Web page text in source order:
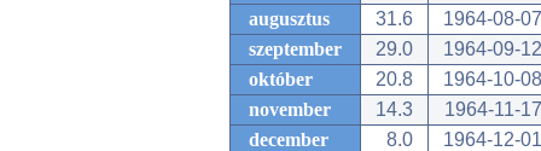
augusztus
31.6
1964-08-07
szeptember
29.0
1964-09-12
október
20.8
1964-10-08
november
14.3
1964-11-17
december
8.0 1964-12-01